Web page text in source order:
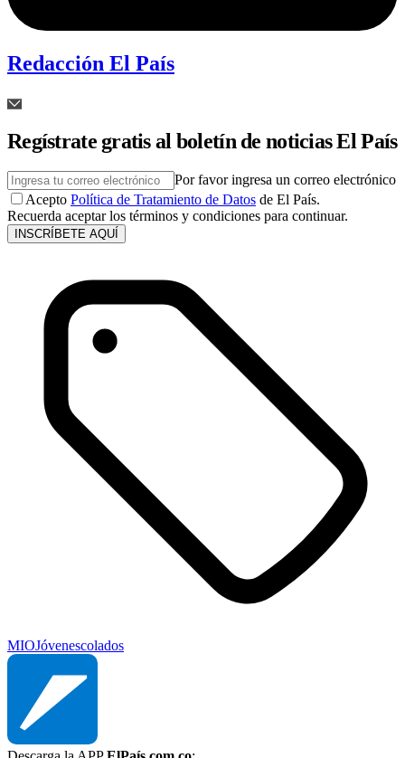
Redacción El País
Regístrate gratis al boletín de noticias El País
Por favor ingresa un correo electrónico
Acepto Política de Tratamiento de Datos de El País.
Recuerda aceptar los términos y condiciones para continuar.
INSCRÍBETE AQUÍ
MIOJóvenescolados